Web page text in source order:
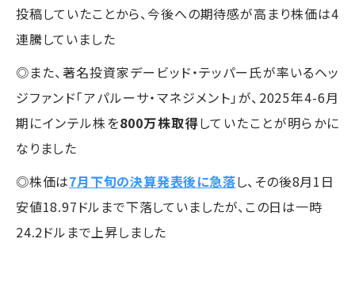
投稿していたことから、今後への期待感が高まり株価は4
連騰していました
◎また、著名投資家デービッド・テッパー氏が率いるヘッ
ジファンド「アパルーサ・マネジメント」が、2025年4-6月
期にインテル株を800万株取得していたことが明らかに
なりました
◎株価は7月下旬の決算発表後に急落し、その後8月1日
安値18.97ドルまで下落していましたが、この日は一時
24.2ドルまで上昇しました